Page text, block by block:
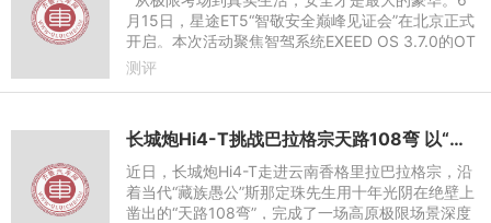
月15日，星途ET5“智敬安全巅峰见证会”在北京正式
开启。本次活动聚焦智驾系统EXEED OS 3.7.0的OT
A推送升级，该版本共带来29项新增及优化功能。为
测评
长城炮Hi4-T挑战巴拉格宗天路108弯 以“真新能源”实力致敬开路者精神
近日，长城炮Hi4-T走进云南香格里拉巴拉格宗，沿
着当代“藏族愚公”斯那定珠先生用十年光阴在绝壁上
凿出的“天路108弯”，完成了一场高原极限场景深度